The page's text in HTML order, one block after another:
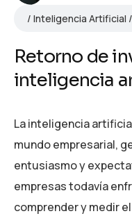
Inteligencia Artificial
Retorno de
inteligencia
La inteligencia
mundo empresarial,
entusiasmo y
empresas todavía
comprender y medir